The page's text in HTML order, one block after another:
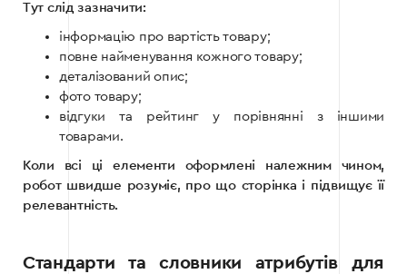
Тут слід зазначити:
інформацію про вартість товару;
повне найменування кожного товару;
деталізований опис;
фото товару;
відгуки та рейтинг у порівнянні з іншими
товарами.
Коли всі ці елементи оформлені належним чином,
робот швидше розуміє, про що сторінка і підвищує її
релевантність.
Стандарти та словники атрибутів для